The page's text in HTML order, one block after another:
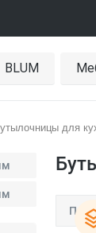
BLUM
для